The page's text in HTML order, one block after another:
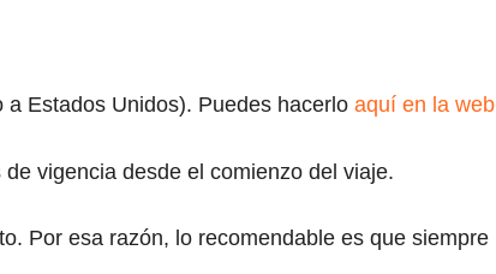
Estados Unidos). Puedes hacerlo aquí en la web
vigencia desde el comienzo del viaje.
Por esa razón, lo recomendable es que siempre